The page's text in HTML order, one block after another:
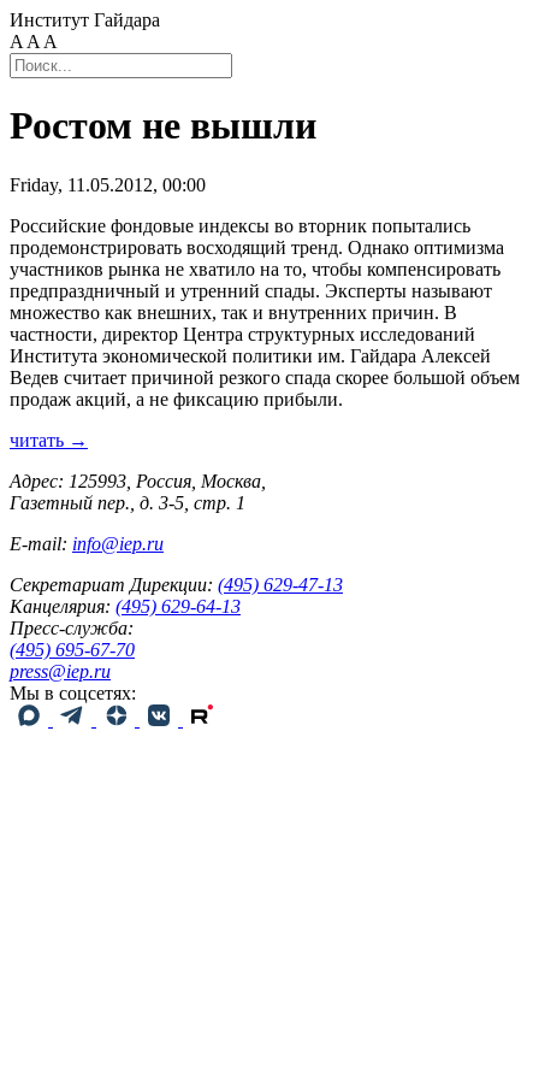
Институт Гайдара
A A A
Ростом не вышли
Friday, 11.05.2012, 00:00
Российские фондовые индексы во вторник попытались
продемонстрировать восходящий тренд. Однако оптимизма
участников рынка не хватило на то, чтобы компенсировать
предпраздничный и утренний спады. Эксперты называют
множество как внешних, так и внутренних причин. В
частности, директор Центра структурных исследований
Института экономической политики им. Гайдара Алексей
Ведев считает причиной резкого спада скорее большой объем
продаж акций, а не фиксацию прибыли.
читать →
Адрес: 125993, Россия, Москва,
Газетный пер., д. 3-5, стр. 1
E-mail: info@iep.ru
Секретариат Дирекции: (495) 629-47-13
Канцелярия: (495) 629-64-13
Пресс-служба:
(495) 695-67-70
press@iep.ru
Мы в соцсетях: